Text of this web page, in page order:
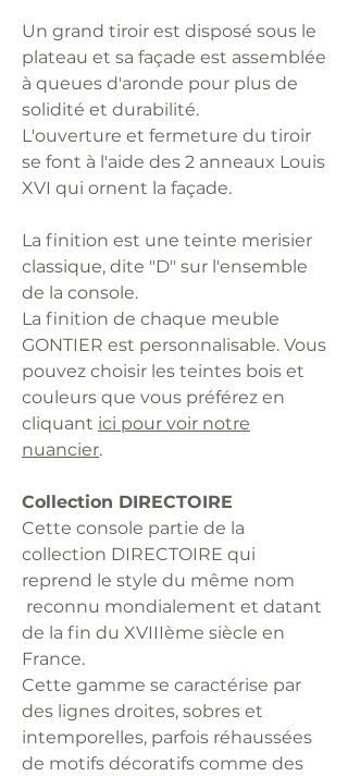
Un grand tiroir est disposé sous le
plateau et sa façade est assemblée
à queues d'aronde pour plus de
solidité et durabilité.
L'ouverture et fermeture du tiroir
se font à l'aide des 2 anneaux Louis
XVI qui ornent la façade.
La finition est une teinte merisier
classique, dite "D" sur l'ensemble
de la console.
La finition de chaque meuble
GONTIER est personnalisable. Vous
pouvez choisir les teintes bois et
couleurs que vous préférez en
cliquant ici pour voir notre
nuancier.
Collection DIRECTOIRE
Cette console partie de la
collection DIRECTOIRE qui
reprend le style du même nom
reconnu mondialement et datant
de la fin du XVIIIème siècle en
France.
Cette gamme se caractérise par
des lignes droites, sobres et
intemporelles, parfois réhaussées
de motifs décoratifs comme des